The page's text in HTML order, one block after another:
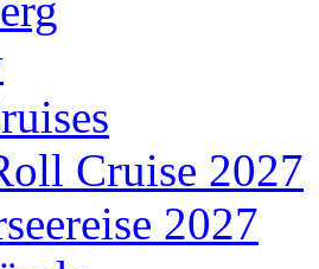
Cruise 2027
2027